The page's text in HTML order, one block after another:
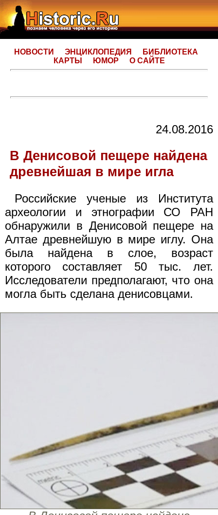
НОВОСТИ ЭНЦИКЛОПЕДИЯ
БИБЛИОТЕКА
КАРТЫ
ЮМОР О САЙТЕ
24.08.2016
В Денисовой пещере найдена
древнейшая в мире игла
Российские ученые из Института
археологии и этнографии СО РАН
обнаружили в Денисовой пещере на
Алтае древнейшую в мире иглу. Она
была найдена в слое, возраст
которого составляет 50 тыс. лет.
Исследователи предполагают, что она
могла быть сделана денисовцами.